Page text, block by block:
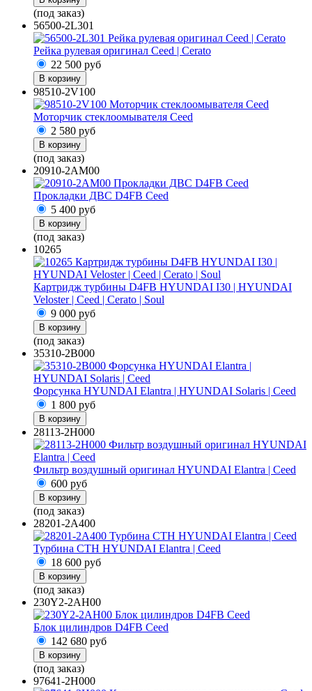
(под заказ)
56500-2L301
Рейка рулевая оригинал Ceed | Cerato
22 500 руб
В корзину
98510-2V100
Моторчик стеклоомывателя Ceed
2 580 руб
В корзину
(под заказ)
20910-2AM00
Прокладки ДВС D4FB Ceed
5 400 руб
В корзину
(под заказ)
10265
Картридж турбины D4FB HYUNDAI I30 | HYUNDAI
Veloster | Ceed | Cerato | Soul
9 000 руб
В корзину
(под заказ)
35310-2B000
Форсунка HYUNDAI Elantra | HYUNDAI Solaris | Ceed
1 800 руб
В корзину
28113-2H000
Фильтр воздушный оригинал HYUNDAI Elantra | Ceed
600 руб
В корзину
(под заказ)
28201-2A400
Турбина CTH HYUNDAI Elantra | Ceed
18 600 руб
В корзину
(под заказ)
230Y2-2AH00
Блок цилиндров D4FB Ceed
142 680 руб
В корзину
(под заказ)
97641-2H000